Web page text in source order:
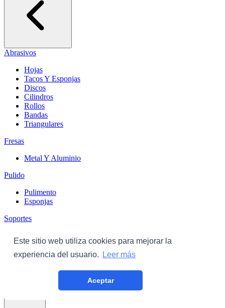
Este sitio web utiliza cookies para mejorar la
experiencia del usuario.
Leer más
Aceptar
Abrasivos
Hojas
Tacos Y Esponjas
Discos
Cilindros
Rollos
Bandas
Triangulares
Fresas
Metal Y Aluminio
Pulido
Pulimento
Esponjas
Soportes
Triangulares